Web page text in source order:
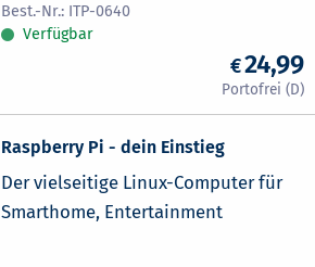
ITP-0640
Verfügbar
24,99
Raspberry Pi - dein Einstieg
Der vielseitige Linux-Computer für
Smarthome, Entertainment